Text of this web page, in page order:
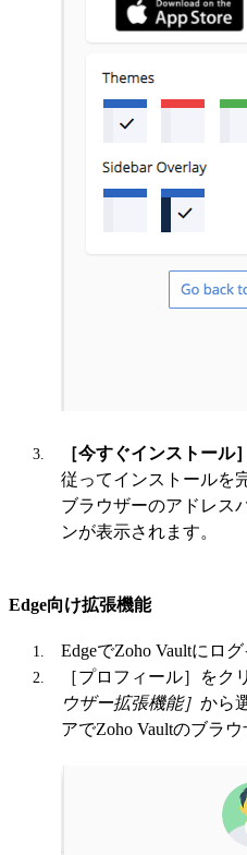
［今すぐインストール］
従ってインストールを
ブラウザーのアドレス
ンが表示されます。
Edge向け拡張機能
EdgeでZoho Vaultにログ
［プロフィール］をク
ウザー拡張機能］ から
アでZoho Vaultのブラ